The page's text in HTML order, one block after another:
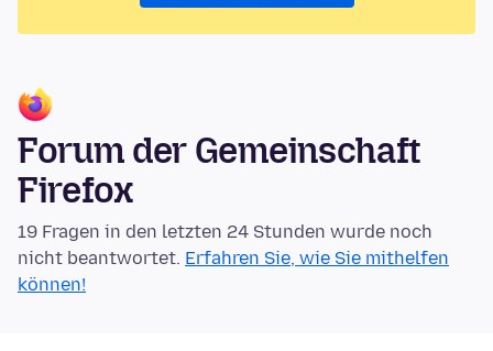
Forum der Gemeinschaft
Firefox
19 Fragen in den letzten 24 Stunden wurde noch
nicht beantwortet. Erfahren Sie, wie Sie mithelfen
können!